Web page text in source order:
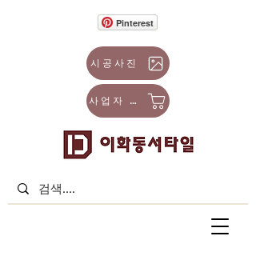
사업자 몰
시공사진
Pinterest